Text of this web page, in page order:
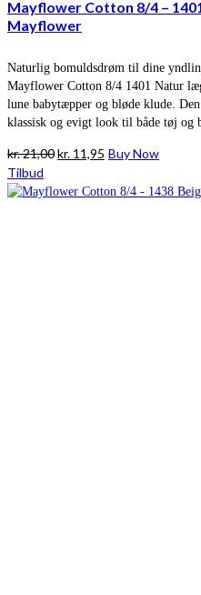
Mayflower Cotton 8/4 –
Mayflower
Naturlig bomuldsdrøm til dine
Mayflower Cotton 8/4 1401 Natur
lune babytæpper og bløde klude.
klassisk og evigt look til både tøj og
kr.21,00Den
pris
kr. 11,95 Den
pris
Buy Now
Tilbud